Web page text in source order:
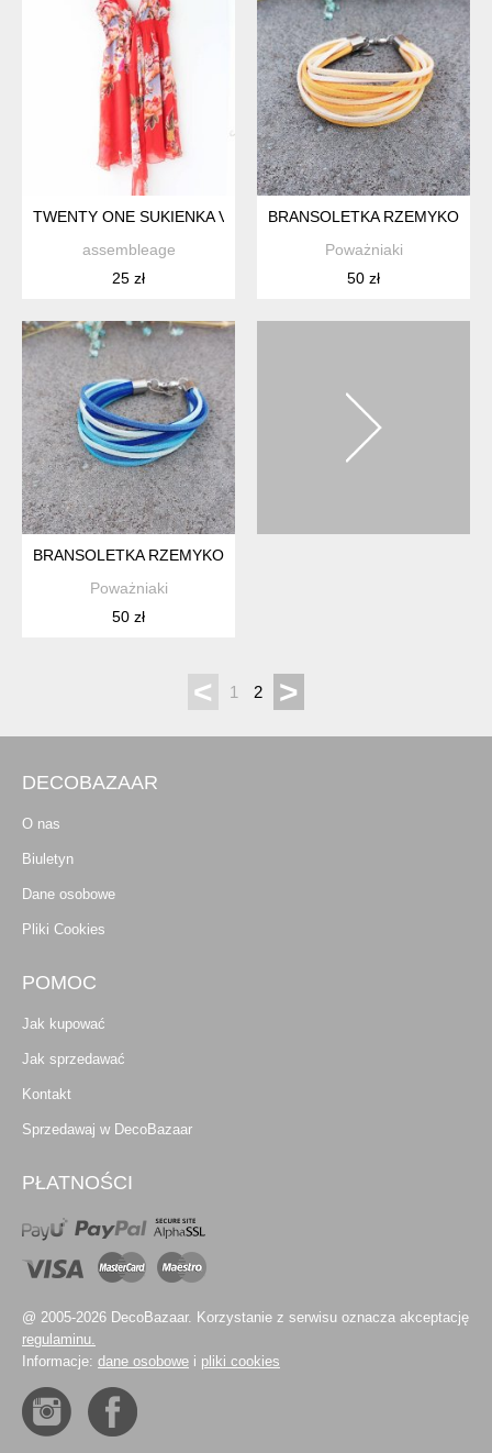
TWENTY ONE SUKIENKA VINTAGE
assembleage
25 zł
BRANSOLETKA RZEMYKOWA
Poważniaki
50 zł
BRANSOLETKA RZEMYKOWA - GŁĘBOKIE NIEBO
Poważniaki
50 zł
< 1 2 >
DECOBAZAAR
O nas
Biuletyn
Dane osobowe
Pliki Cookies
POMOC
Jak kupować
Jak sprzedawać
Kontakt
Sprzedawaj w DecoBazaar
PŁATNOŚCI
@ 2005-2026 DecoBazaar. Korzystanie z serwisu oznacza akceptację
regulaminu.
Informacje: dane osobowe i pliki cookies